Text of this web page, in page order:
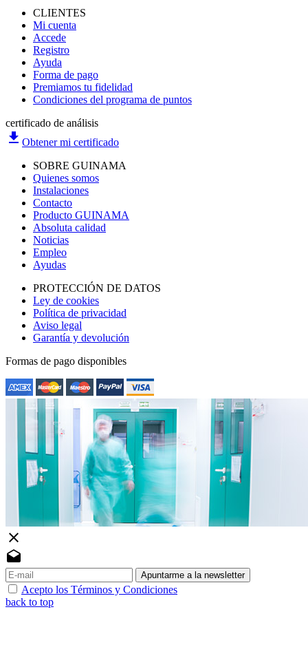
CLIENTES
Mi cuenta
Accede
Registro
Ayuda
Forma de pago
Premiamos tu fidelidad
Condiciones del programa de puntos
certificado de análisis
file_download Obtener mi certificado
SOBRE GUINAMA
Quienes somos
Instalaciones
Contacto
Producto GUINAMA
Absoluta calidad
Noticias
Empleo
Ayudas
PROTECCIÓN DE DATOS
Ley de cookies
Política de privacidad
Aviso legal
Garantía y devolución
Formas de pago disponibles
close
drafts
Apuntarme a la newsletter
Acepto los Términos y Condiciones
back to top